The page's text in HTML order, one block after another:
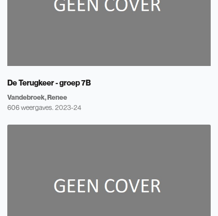
De Terugkeer - groep 7B
Vandebroek, Renee
606 weergaves. 2023-24